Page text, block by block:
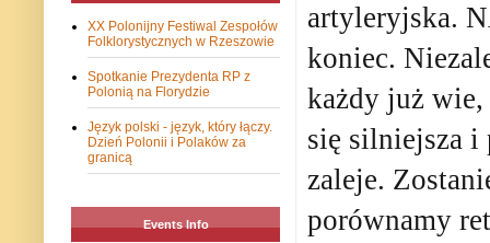
artyleryjska.
koniec.
każdy już wie,
się silniejsza i
zaleje.
porównamy
XX Polonijny Festiwal Zespołów
Folklorystycznych w Rzeszowie
Spotkanie Prezydenta RP z
Polonią na Florydzie
Język polski - język, który łączy.
Dzień Polonii i Polaków za
granicą
Events Info